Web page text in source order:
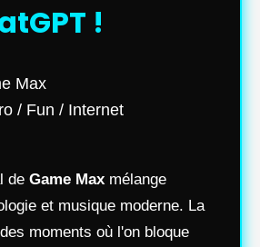
!
Max
/ Fun / Internet
de Game Max mélange
et musique moderne. La
moments où l'on bloque